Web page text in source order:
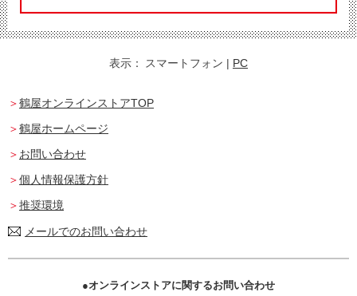
表示： スマートフォン | PC
鶴屋オンラインストアTOP
鶴屋ホームページ
お問い合わせ
個人情報保護方針
推奨環境
メールでのお問い合わせ
オンラインストアに関するお問い合わせ